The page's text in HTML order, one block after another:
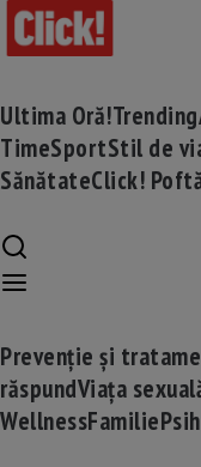
Ultima Oră!Trending
TimeSportStil de
SănătateClick!
Prevenție și
răspundViața
WellnessFamilie